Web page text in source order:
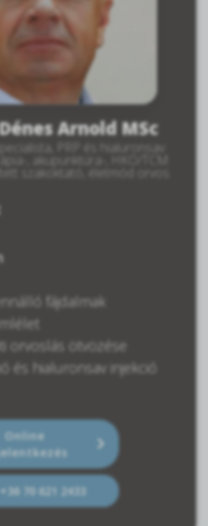
Arnold MSc
PRP és hialuronsav
, akupunktúra-, HKO/TCM
szakoktató, életmód orvos
fájdalmak
orvoslás ötvözése
és hialuronsav injekció
Online
+36 70 621 2433